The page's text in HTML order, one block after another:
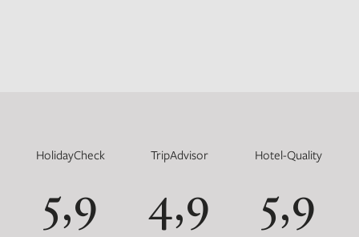
HolidayCheck
5,9
TripAdvisor
4,9
Hotel-Quality
5,9